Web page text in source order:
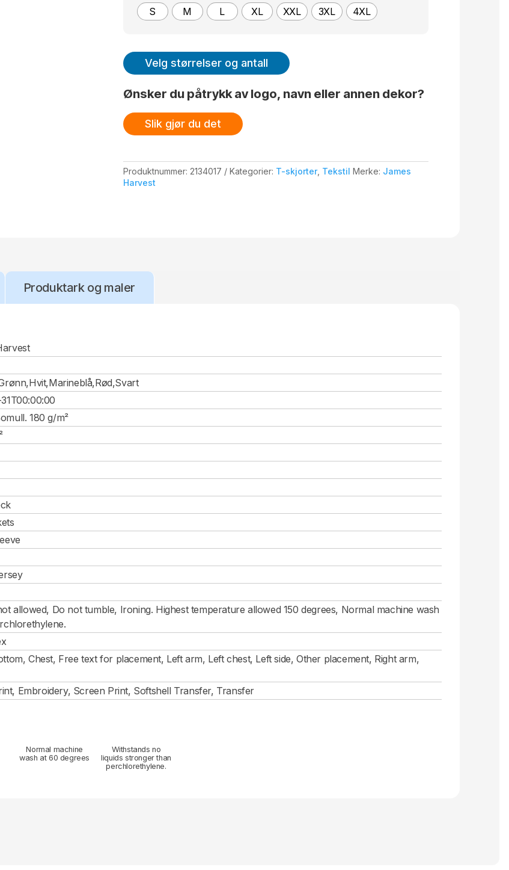
S
M L XL XXL 3XL 4XL
Velg størrelser og antall
Ønsker du påtrykk av logo, navn eller annen dekor?
Slik gjør du det
Produktnummer: 2134017 Kategorier: T-skjorter, Tekstil Merke: James
Harvest
Produktark og maler
180 g/m²
allowed, Do not tumble, Ironing. Highest temperature allowed 150 degrees, Normal machine wash
Chest, Free text for placement, Left arm, Left chest, Left side, Other placement, Right arm,
Embroidery, Screen Print, Softshell Transfer, Transfer
Normal machine
wash at 60 degrees
Withstands no
liquids stronger than
perchlorethylene.